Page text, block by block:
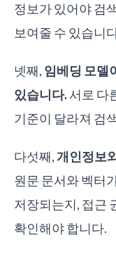
정보가 있어야 검
보여줄 수 있습니
넷째, 임베딩 모델
있습니다.서로 다
기준이 달라져 검
다섯째,개인정보
원문 문서와 벡터
저장되는지, 접근
확인해야 합니다.